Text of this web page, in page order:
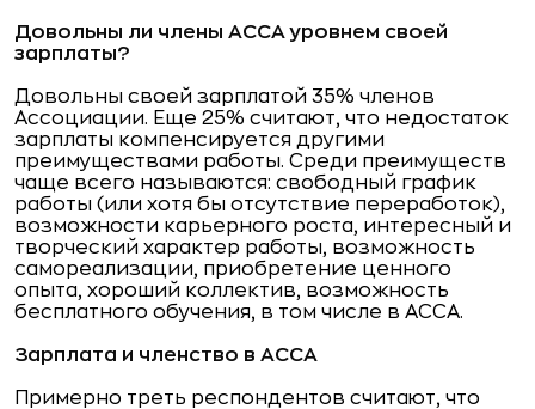
Довольны ли члены АССА уровнем своей
зарплаты?
Довольны своей зарплатой 35% членов
Ассоциации. Еще 25% считают, что недостаток
зарплаты компенсируется другими
преимуществами работы. Среди преимуществ
чаще всего называются: свободный график
работы (или хотя бы отсутствие переработок),
возможности карьерного роста, интересный и
творческий характер работы, возможность
самореализации, приобретение ценного
опыта, хороший коллектив, возможность
бесплатного обучения, в том числе в АССА.
Зарплата и членство в АССА
Примерно треть респондентов считают, что